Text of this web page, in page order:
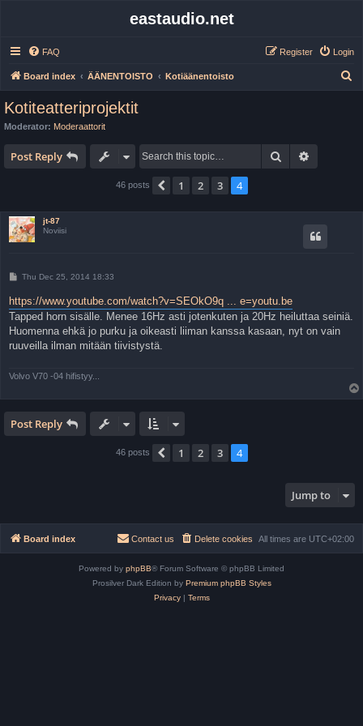
eastaudio.net
FAQ Login
Register
Board index ÄÄNENTOISTO Kotiäänentoisto
Kotiteatteriprojektit
Moderator: Moderaattorit
Post Reply Search
46 posts Previous
1 2 3 4
jt-87
Noviisi
P
s
t
Thu Dec 25, 2014 18:33
https://www.youtube.com/watch?v=SEOkO9q ... e=youtu.be
Tapped horn sisälle. Menee 16Hz asti jotenkuten ja 20Hz heiluttaa seiniä.
Huomenna ehkä jo purku ja oikeasti liiman kanssa kasaan, nyt on vain
ruuveilla ilman mitään tiivistystä.
Volvo V70 -04 hifistyy...
Post Reply
46 posts Previous
1 2 3 4
Jump to
Board index All times are UTC+02:00
Delete cookies
Contact us
Powered by phpBB® Forum Software © phpBB Limited
Prosilver Dark Edition by Premium phpBB Styles
Privacy| Terms